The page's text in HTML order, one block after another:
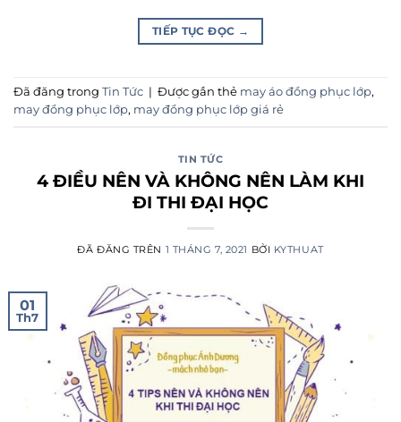
TIẾP TỤC ĐỌC →
Đã đăng trong Tin Tức | Được gắn thẻ may áo đồng phục lớp,
may đồng phục lớp, may đồng phục lớp giá rẻ
TIN TỨC
4 ĐIỀU NÊN VÀ KHÔNG NÊN LÀM KHI
ĐI THI ĐẠI HỌC
ĐÃ ĐĂNG TRÊN 1 THÁNG 7, 2021 BỞI KYTHUAT
01
Th7